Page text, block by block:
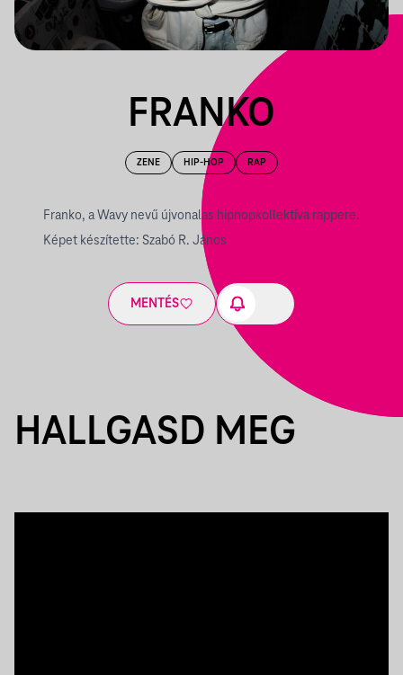
FRANKO
ZENE HIP-HOP RAP
Franko, a Wavy nevű újvonalas hiphopkollektíva rappere.
Képet készítette: Szabó R. János
MENTÉS
HALLGASD MEG